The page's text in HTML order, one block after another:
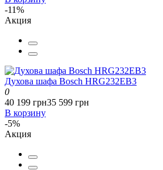
-11%
Акция
Духова шафа Bosch HRG232EB3
0
40 199 грн35 599 грн
В корзину
-5%
Акция